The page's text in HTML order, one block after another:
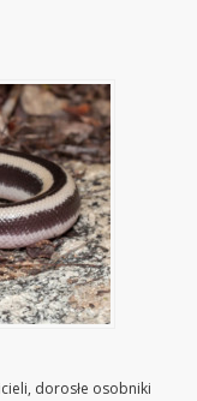
dorosłe osobniki